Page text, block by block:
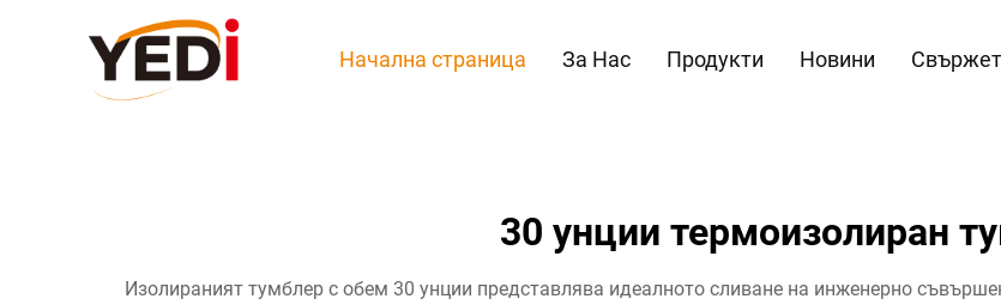
Начална страница За Нас Продукти Новини
30 унции термоизолиран
Изолираният тумблер с обем 30 унции представлява идеалното сливане на инженерно